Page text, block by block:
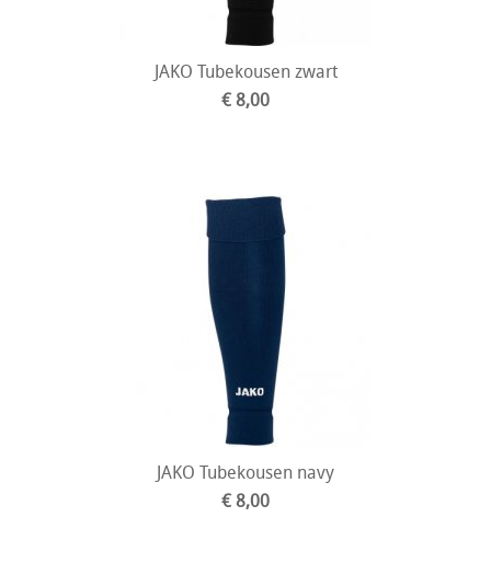
JAKO Tubekousen zwart
€ 8,00
JAKO Tubekousen navy
€ 8,00